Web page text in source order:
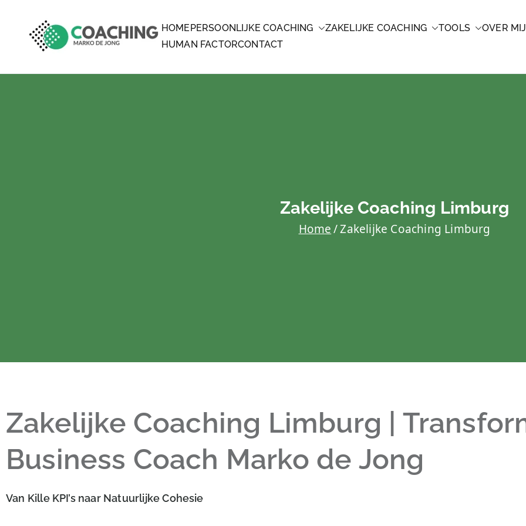
MARKO DE JONG COACHING
COACHING
HOME PERSOONLIJKE COACHING ZAKELIJKE COACHING TOOLS OVER MIJ
HUMAN FACTORCONTACT
Zakelijke Coaching Limburg
Home Zakelijke Coaching Limburg
Zakelijke Coaching Limburg |
Business Coach Marko de Jong
Van Kille KPI’s naar Natuurlijke Cohesie